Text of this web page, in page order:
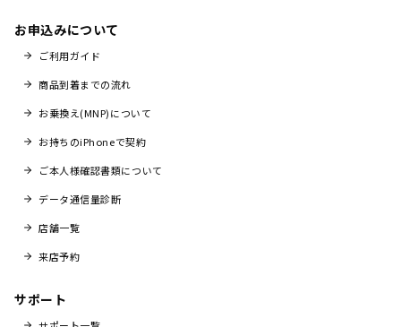
お申込みについて
ご利用ガイド
商品到着までの流れ
お乗換え(MNP)について
お持ちのiPhoneで契約
ご本人様確認書類について
データ通信量診断
店舗一覧
来店予約
サポート